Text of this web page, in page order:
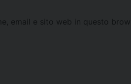
email e sito web in questo